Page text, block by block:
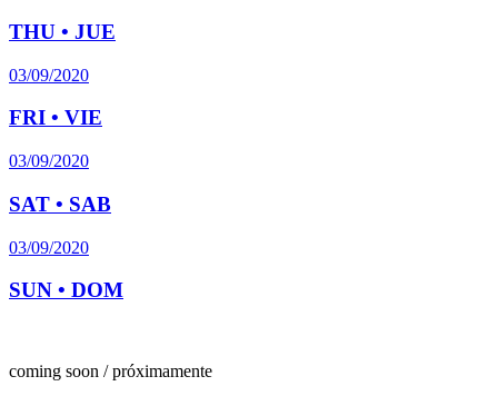
THU • JUE
03/09/2020
FRI • VIE
03/09/2020
SAT • SAB
03/09/2020
SUN • DOM
coming soon / próximamente